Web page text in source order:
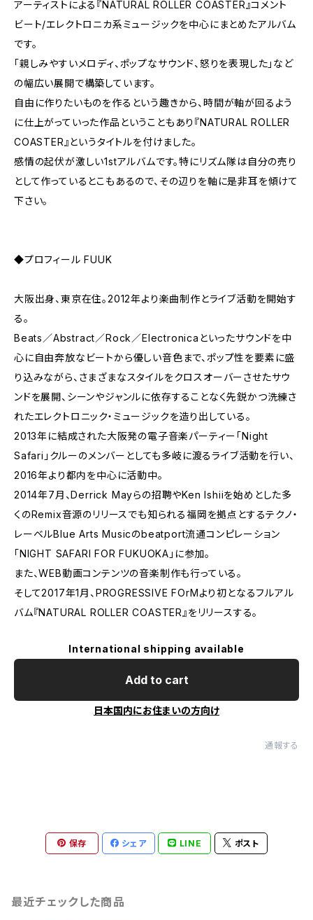
アーティストによる『NATURAL ROLLER COASTER』コメント
ビート/エレクトロニカ系ミュージックを中心にまとめたアルバム
です。
「親しみやすいメロディ、ポップなサウンド、怒りを表現した」など
の幅広い展開で構築しています。
自由に作りたいものを作るという趣きから、時間が軸が回るよう
に仕上がっていった作品ということもあり『NATURAL ROLLER
COASTER』というタイトルを付けました。
感情の起伏が激しい1stアルバムです。特にリズム隊は自分の売り
として作っているとこもあるので、その辺りを軸に是非耳を傾けて
下さい。
◆プロフィール FUUK
大阪出身、東京在住。2012年より楽曲制作とライブ活動を開始す
る。
Beats／Abstract／Rock／Electronicaといったサウンドを中
心に自由奔放なビートから優しい音色まで、ポップ性を要素に盛
り込みながら、さまざまなスタイルをクロスオーバーさせたサウ
ンドを展開、シーンやジャンルに依存することなく先鋭かつ洗練さ
れたエレクトロニック・ミュージックを造り出している。
2013年に結成された大阪発の電子音楽パーティー「Night
Safari」クルーのメンバーとしても多岐に渡るライブ活動を行い、
2016年より都内を中心に活動中。
2014年7月、Derrick Mayらの招聘やKen Ishiiを始めとした多
くのRemix音源のリリースでも知られる福岡を拠点とするテクノ・
レーベルBlue Arts Musicのbeatport流通コンピレーション
「NIGHT SAFARI FOR FUKUOKA」に参加。
また、WEB動画コンテンツの音楽制作も行っている。
そして2017年1月、PROGRESSIVE FOrMより初となるフルアル
バム『NATURAL ROLLER COASTER』をリリースする。
International shipping available
Add to cart
日本国内にお住まいの方向け
通報する
保存 シェア LINE ポスト
最近チェックした商品